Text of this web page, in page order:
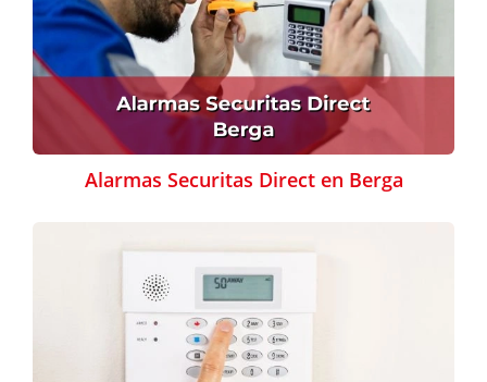
Alarmas Securitas Direct en Berga